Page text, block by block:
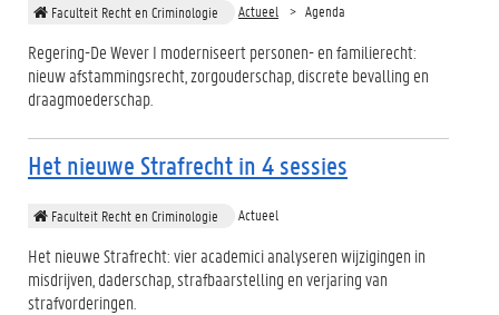
Faculteit Recht en Criminologie Actueel Agenda
Regering-De Wever I moderniseert personen- en familierecht:
nieuw afstammingsrecht, zorgouderschap, discrete bevalling en
draagmoederschap.
Het nieuwe Strafrecht in 4 sessies
Faculteit Recht en Criminologie Actueel
Het nieuwe Strafrecht: vier academici analyseren wijzigingen in
misdrijven, daderschap, strafbaarstelling en verjaring van
strafvorderingen.